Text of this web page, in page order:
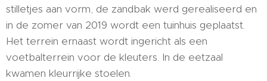
stilletjes aan vorm, de zandbak werd gerealiseerd en
in de zomer van 2019 wordt een tuinhuis geplaatst.
Het terrein ernaast wordt ingericht als een
voetbalterrein voor de kleuters. In de eetzaal
kwamen kleurrijke stoelen.